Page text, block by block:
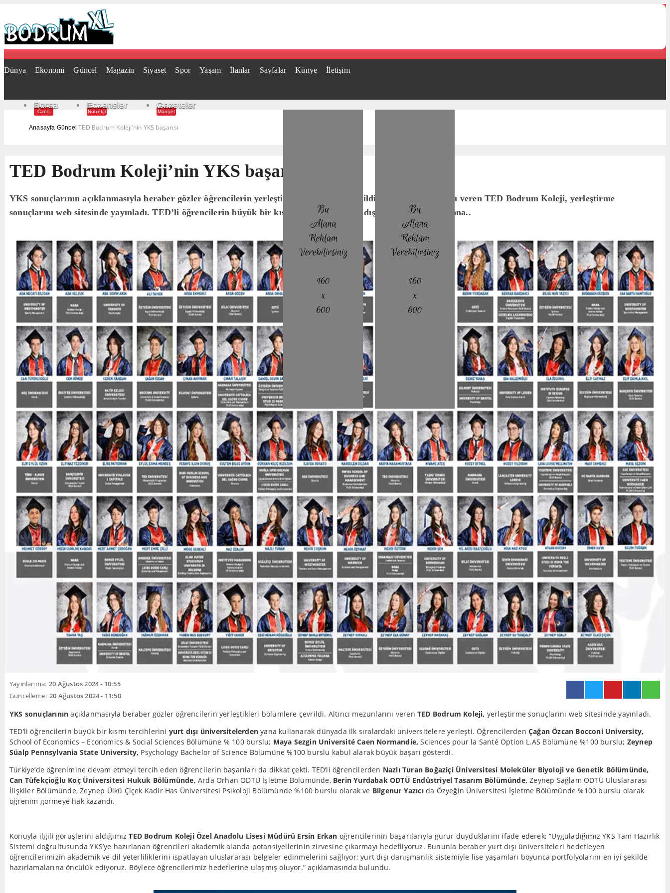
Dünya Ekonomi Güncel Magazin Siyaset Spor Yaşam İlanlar Sayfalar Künye İletişim
Borsa
Canlı
Eczaneler
Nöbetçi
Gazeteler
Manşet
Anasayfa Güncel TED Bodrum Koleji’nin YKS başarısı
TED Bodrum Koleji’nin YKS başarısı
YKS sonuçlarının açıklanmasıyla beraber gözler öğrencilerin yerleştikleri bölümlere çevrildi. Altıncı mezunlarını veren TED Bodrum Koleji, yerleştirme
sonuçlarını web sitesinde yayınladı. TED’li öğrencilerin büyük bir kısmı tercihlerini yurt dışı üniversitelerden yana..
Yayınlanma: 20 Ağustos 2024 - 10:55
Güncelleme: 20 Ağustos 2024 - 11:50
YKS sonuçlarının açıklanmasıyla beraber gözler öğrencilerin yerleştikleri bölümlere çevrildi. Altıncı mezunlarını verenTED Bodrum Koleji, yerleştirme sonuçlarını web sitesinde yayınladı.
TED’li öğrencilerin büyük bir kısmı tercihlerini yurt dışı üniversitelerden yana kullanarak dünyada ilk sıralardaki üniversitelere yerleşti. ÖğrencilerdenÇağan Özcan Bocconi University,
School of Economics – Economics & Social Sciences Bölümüne % 100 burslu; Maya Sezgin Université Caen Normandie, Sciences pour la Santé Option L.AS Bölümüne %100 burslu; Zeynep
Süalp Pennsylvania State University, Psychology Bachelor of Science Bölümüne %100 burslu kabul alarak büyük başarı gösterdi.
Türkiye’de öğrenimine devam etmeyi tercih eden öğrencilerin başarıları da dikkat çekti. TED’li öğrencilerden Nazlı Turan Boğaziçi Üniversitesi Moleküler Biyoloji ve Genetik Bölümünde,
Can Tüfekçioğlu Koç Üniversitesi Hukuk Bölümünde, Arda Orhan ODTÜ İşletme Bölümünde, Berin Yurdabak ODTÜ Endüstriyel Tasarım Bölümünde, Zeynep Sağlam ODTÜ Uluslararası
İlişkiler Bölümünde, Zeynep Ülkü Çiçek Kadir Has Üniversitesi Psikoloji Bölümünde %100 burslu olarak ve Bilgenur Yazıcıda Özyeğin Üniversitesi İşletme Bölümünde %100 burslu olarak
öğrenim görmeye hak kazandı.
Konuyla ilgili görüşlerini aldığımızTED Bodrum Koleji Özel Anadolu Lisesi Müdürü Ersin Erkan öğrencilerinin başarılarıyla gurur duyduklarını ifade ederek; “Uyguladığımız YKS Tam Hazırlık
Sistemi doğrultusunda YKS’ye hazırlanan öğrencileri akademik alanda potansiyellerinin zirvesine çıkarmayı hedefliyoruz. Bununla beraber yurt dışı üniversiteleri hedefleyen
öğrencilerimizin akademik ve dil yeterliliklerini ispatlayan uluslararası belgeler edinmelerini sağlıyor; yurt dışı danışmanlık sistemiyle lise yaşamları boyunca portfolyolarını en iyi şekilde
hazırlamalarına öncülük ediyoruz. Böylece öğrencilerimiz hedeflerine ulaşmış oluyor.” açıklamasında bulundu.